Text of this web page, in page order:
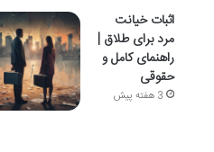
اثبات خیانت
مرد برای طلاق |
راهنمای کامل و
حقوقی
3 هفته پیش